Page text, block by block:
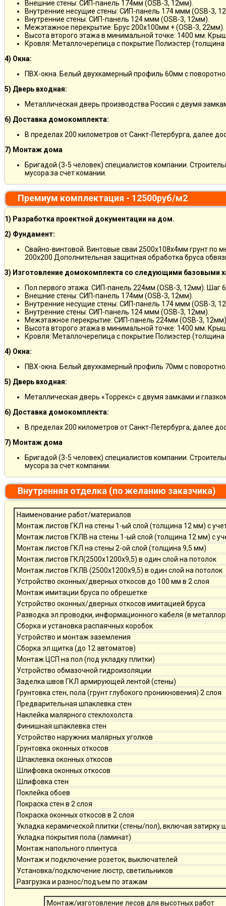
Внешние стены: СИП-панель 174мм (OSB-3, 12мм).
Внутренние несущие стены: СИП-панель 174 ммм (OSB-3,
Внутренние стены: СИП-панель 124 ммм (OSB-3, 12мм).
Межэтажное перекрытие: Брус 200х100мм + (OSB-3, 22мм).
Высота второго этажа в минимальной точке: 1400 мм.
Кровля: Металлочерепица с покрытие Полиэстер
4) Окна:
ПВХ-окна. Белый двухкамерный профиль 60мм с
5) Дверь входная:
Металлическая дверь производства Россия с двумя
6) Доставка домокомплекта:
В пределах 200 километров от Санкт-Петербурга, далее
7) Монтаж дома
Бригадой (3-5 человек) специалистов компании.
мусора за счет комании.
Премиум комплектация - 12500руб/м2
1) Разработка проектной документации на дом.
2) Фундамент:
Свайно-винтовой. Винтовые сваи 2500х108х4мм грунт по
200х200 Дополнительная защитная обработка бруса
3) Изготовление домокомплекта со следующими базовыми
Пол первого этажа: СИП-панель 224мм (OSB-3, 12мм). Шаг
Внешние стены: СИП-панель 174мм (OSB-3, 12мм).
Внутренние несущие стены: СИП-панель 174 ммм (OSB-3,
Внутренние стены: СИП-панель 124 ммм (OSB-3, 12мм).
Межэтажное перекрытие: СИП-панель 224мм (OSB-3,
Высота второго этажа в минимальной точке: 1400 мм.
Кровля: Металлочерепица с покрытие Полиэстер
4) Окна:
ПВХ-окна. Белый двухкамерный профиль 70мм с
5) Дверь входная:
Металлическая дверь «Торрекс» с двумя замками и
6) Доставка домокомплекта:
В пределах 200 километров от Санкт-Петербурга, далее
7) Монтаж дома
Бригадой (3-5 человек) специалистов компании.
мусора за счет компании.
Внутренняя отделка (по желанию заказчика)
Наименование работ/материалов
Монтаж листов ГКЛ на стены 1-ый слой (толщина 12 мм) с
Монтаж листов ГКЛВ на стены 1-ый слой (толщина 12 мм) с
Монтаж листов ГКЛ на стены 2-ой слой (толщина 9,5 мм)
Монтаж листов ГКЛ(2500х1200х9,5) в один слой на потолок
Монтаж листов ГКЛВ (2500х1200х9,5) в один слой на потолок
Устройство оконных/дверных откосов до 100 мм в 2 слоя
Монтаж имитации бруса по обрешетке
Устройство оконных/дверных откосов имитацией бруса
Разводка эл.проводки, информационного кабеля (в
Сборка и установка распаячных коробок
Устройство и монтаж заземления
Сборка эл.щитка (до 12 автоматов)
Монтаж ЦСП на пол (под укладку плитки)
Устройство обмазочной гидроизоляции
Заделка швов ГКЛ армирующей лентой (стены)
Грунтовка стен, пола (грунт глубокого проникновения) 2 слоя
Предварительная шпаклевка стен
Наклейка малярного стеклохолста
Финишная шпаклевка стен
Устройство наружних малярных уголков
Грунтовка оконных откосов
Шпаклевка оконных откосов
Шлифовка оконных откосов
Шлифовка стен
Поклейка обоев
Покраска стен в 2 слоя
Покраска оконных откосов в 2 слоя
Укладка керамической плитки (стены/пол), включая затирку
Укладка покрытия пола (ламинат)
Монтаж напольного плинтуса
Монтаж и подключение розеток, выключателей
Установка/подключение люстр, светильников
Разгрузка и разнос/подъем по этажам
Монтаж/изготовление лесов для высотных работ